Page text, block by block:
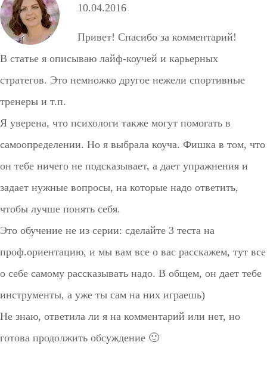
10.04.2016
Привет! Спасибо за комментарий!
В статье я описываю лайф-коучей и карьерных
стратегов. Это немножко другое нежели спортивные
тренеры и т.п.
Я уверена, что психологи также могут помогать в
самоопределении. Но я выбрала коуча. Фишка в том, что
он тебе ничего не подсказывает, а дает упражнения и
задает нужные вопросы, на которые надо ответить,
чтобы лучше понять себя.
Это обучение не из серии: сделайте 3 теста на
проф.ориентацию, и мы вам все о вас расскажем, тут все
о себе самому рассказывать надо. В общем, он дает тебе
инструменты, а уже ты сам на них играешь)
Не знаю, ответила ли я на комментарий или нет, но
готова продолжить обсуждение 🙂